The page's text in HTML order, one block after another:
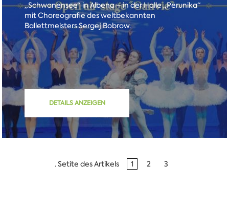
„Schwanensee“ in Albena – in der Halle „Perunika“
mit Choreografie des weltbekannten
Ballettmeisters Sergej Bobrow.
DETAILS ANZEIGEN
. Setite des Artikels 1 2 3